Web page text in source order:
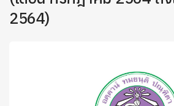
2564)